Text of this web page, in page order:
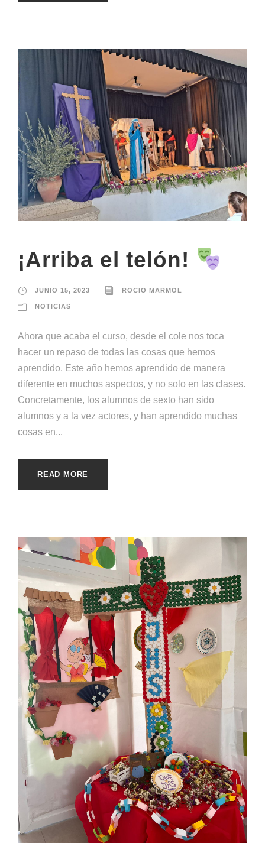
¡Arriba el telón!
JUNIO 15, 2023 ROCIO MARMOL
NOTICIAS
Ahora que acaba el curso, desde el cole nos toca
hacer un repaso de todas las cosas que hemos
aprendido. Este año hemos aprendido de manera
diferente en muchos aspectos, y no solo en las clases.
Concretamente, los alumnos de sexto han sido
alumnos y a la vez actores, y han aprendido muchas
cosas en...
READ MORE